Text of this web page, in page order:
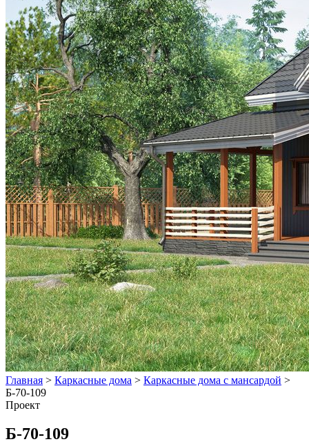
Главная > Каркасные дома > Каркасные дома с мансардой >
Б-70-109
Проект
Б-70-109